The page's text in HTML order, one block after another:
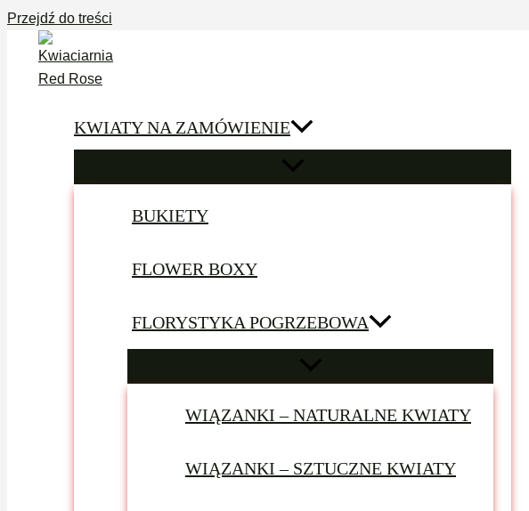
Przejdź do treści
KWIATY NA ZAMÓWIENIE
BUKIETY
FLOWER BOXY
FLORYSTYKA POGRZEBOWA
WIĄZANKI – NATURALNE KWIATY
WIĄZANKI – SZTUCZNE KWIATY